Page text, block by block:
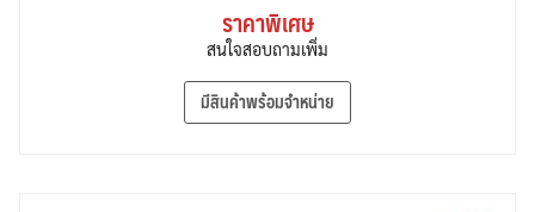
ราคาพิเศษ
สนใจสอบถามเพิ่ม
มีสินค้าพร้อมจำหน่าย